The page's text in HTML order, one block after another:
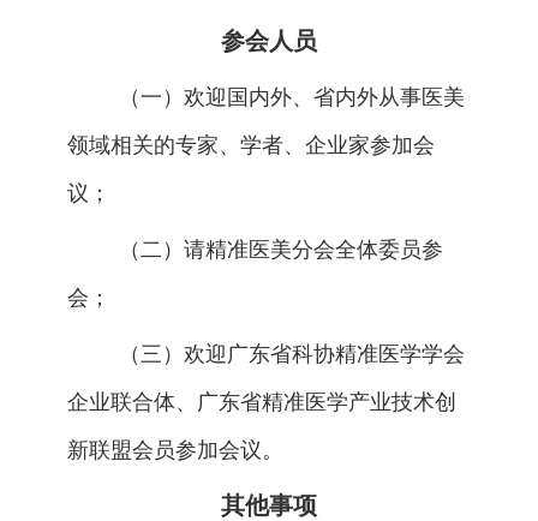
参会人员
（一）欢迎国内外、省内外从事医美
领域相关的专家、学者、企业家参加会
议；
（二）请精准医美分会全体委员参
会；
（三）欢迎广东省科协精准医学学会
企业联合体、广东省精准医学产业技术创
新联盟会员参加会议。
其他事项